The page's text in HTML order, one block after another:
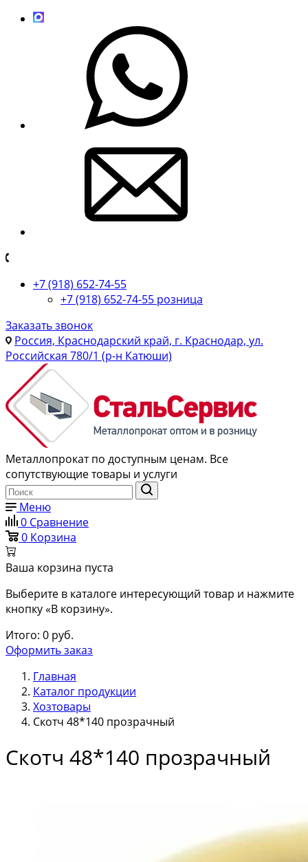
+7 (918) 652-74-55
+7 (918) 652-74-55 розница
Заказать звонок
Россия, Краснодарский край, г. Краснодар, ул.
Российская 780/1 (р-н Катюши)
Металлопрокат по доступным ценам. Все
сопутствующие товары и услуги
Меню
0 Сравнение
0 Корзина
Ваша корзина пуста
Выберите в каталоге интересующий товар и нажмите
кнопку «В корзину».
Итого: 0 руб.
Оформить заказ
Главная
Каталог продукции
Хозтовары
Скотч 48*140 прозрачный
Скотч 48*140 прозрачный